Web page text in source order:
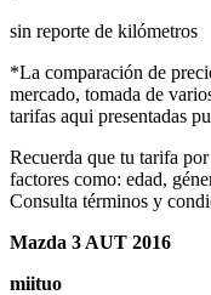
sin reporte de kilómetros
*La comparación de
mercado, tomada de
tarifas aqui presentadas
Recuerda que tu tarifa
factores como: edad,
Consulta términos y
Mazda 3 AUT 2016
miituo